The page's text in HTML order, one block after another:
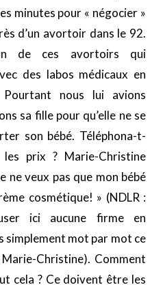
minutes pour « négocier »
d’un avortoir dans le 92.
de ces avortoirs qui
des labos médicaux en
Pourtant nous lui avions
sa fille pour qu’elle ne se
son bébé. Téléphona-t-
prix ? Marie-Christine
ne veux pas que mon bébé
cosmétique! » (NDLR :
ici aucune firme en
simplement mot par mot ce
Christine). Comment
cela ? Ce doivent être les